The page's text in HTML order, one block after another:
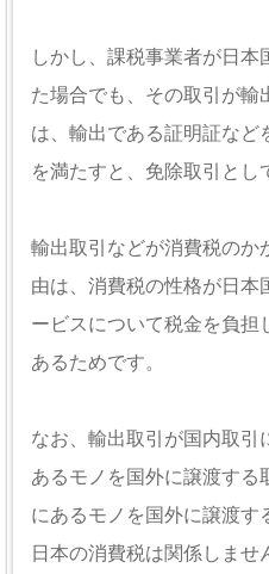
しかし、課税事業者が日本
た場合でも、その取引が輸
は、輸出である証明証など
を満たすと、免除取引とし
輸出取引などが消費税のか
由は、消費税の性格が日本
ービスについて税金を負担
あるためです。
なお、輸出取引が国内取引
あるモノを国外に譲渡する
にあるモノを国外に譲渡す
日本の消費税は関係しませ